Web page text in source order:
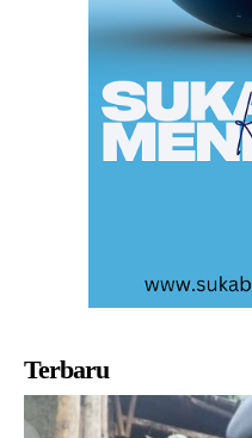
Terbaru